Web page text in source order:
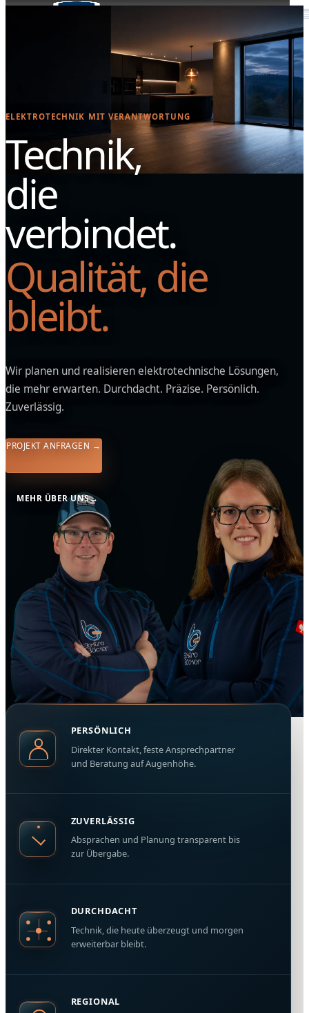
ELEKTROTECHNIK MIT VERANTWORTUNG
Technik,
die
verbindet.
Qualität, die
bleibt.
Wir planen und realisieren elektrotechnische Lösungen,
die mehr erwarten. Durchdacht. Präzise. Persönlich.
Zuverlässig.
PROJEKT ANFRAGEN →
MEHR ÜBER UNS→
PERSÖNLICH
Direkter Kontakt, feste Ansprechpartner
und Beratung auf Augenhöhe.
ZUVERLÄSSIG
Absprachen und Planung transparent bis
zur Übergabe.
DURCHDACHT
Technik, die heute überzeugt und morgen
erweiterbar bleibt.
REGIONAL